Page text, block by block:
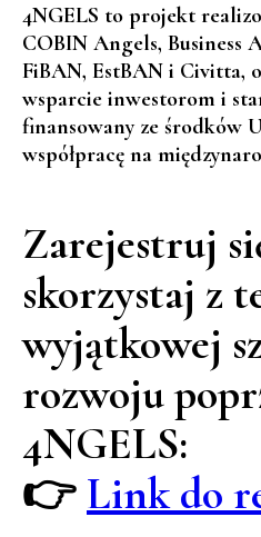
4NGELS to projekt
COBIN Angels, Business
FiBAN, EstBAN i Civitta,
wsparcie inwestorom i
finansowany ze środków
współpracę na
Zarejestruj
skorzystaj z
wyjątkowej
rozwoju
4NGELS:
👉 Link do